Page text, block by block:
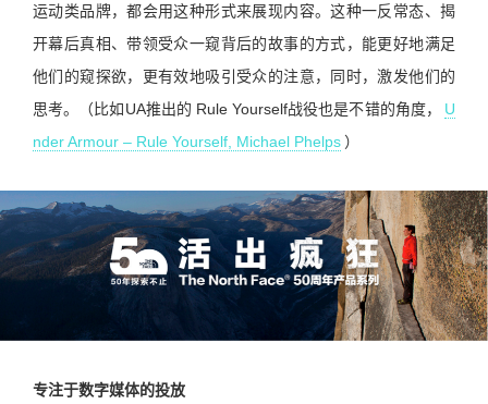
运动类品牌，都会用这种形式来展现内容。这种一反常态、揭
开幕后真相、带领受众一窥背后的故事的方式，能更好地满足
他们的窥探欲，更有效地吸引受众的注意，同时，激发他们的
思考。（比如UA推出的 Rule Yourself战役也是不错的角度，
U
nder Armour – Rule Yourself, Michael Phelps ）
专注于数字媒体的投放